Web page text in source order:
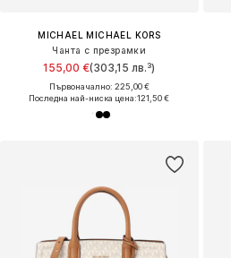
MICHAEL MICHAEL KORS
Чанта с презрамки
155,00 €(303,15 лв.³)
Първоначално: 225,00 €
Последна най-ниска цена:121,50 €